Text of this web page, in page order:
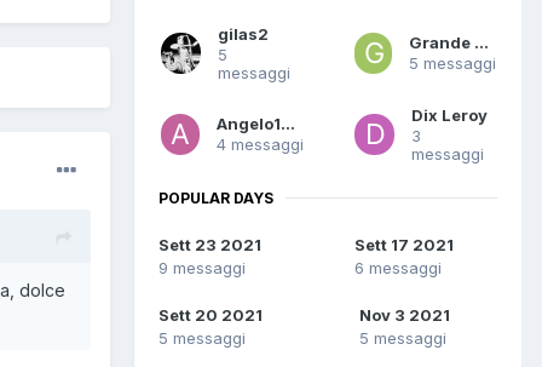
dolce
gilas2
5
messaggi
Grande Tex
5 messaggi
Angelo1961
4 messaggi
Dix Leroy
3
messaggi
POPULAR DAYS
Sett 23 2021
9 messaggi
Sett 17 2021
6 messaggi
Sett 20 2021
5 messaggi
Nov 3 2021
5 messaggi